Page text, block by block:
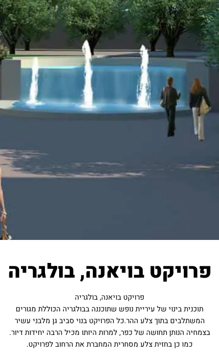
פרויקט בויאנה, בולגריה
פרויקט בויאנה, בולגריה
תוכנית בינוי של עיריית נופש שתוכננה בבולגריה הכוללת מגורים
המשתלבים בתוך צלע ההר.כל הפרויקט בנוי סביב גן מלבני עשיר
בצמחיה הנותן תחושה של כפר, למרות היותו מכיל הרבה יחידות דיור.
כמו כן בחזית צלע מסחרית המחברת את הרחוב לפרויקט.